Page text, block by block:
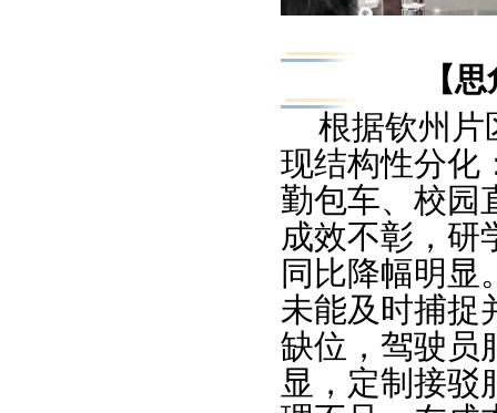
【
根据钦州片
现结构性分化
勤包车、校园
成效不彰，研
同比降幅明显
未能及时捕捉
缺位，驾驶员
显，定制接驳